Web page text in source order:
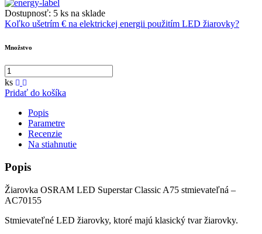
Dostupnosť: 5 ks na sklade
Koľko ušetrím € na elektrickej energii použitím LED žiarovky?
Množstvo
ks
Pridať do košíka
Popis
Parametre
Recenzie
Na stiahnutie
Popis
Žiarovka OSRAM LED Superstar Classic A75 stmievateľná –
AC70155
Stmievateľné LED žiarovky, ktoré majú klasický tvar žiarovky.